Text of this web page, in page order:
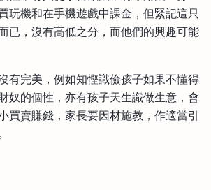
玩機和在手機遊戲中課金，但緊記這只
已，沒有高低之分，而他們的興趣可能
有完美，例如知慳識儉孩子如果不懂得
奴的個性，亦有孩子天生識做生意，會
買賣賺錢，家長要因材施教，作適當引